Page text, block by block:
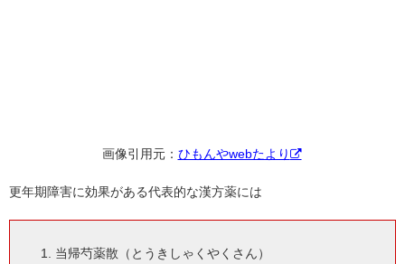
画像引用元： ひもんやwebたより
更年期障害に効果がある代表的な漢方薬には
当帰芍薬散（とうきしゃくやくさん）